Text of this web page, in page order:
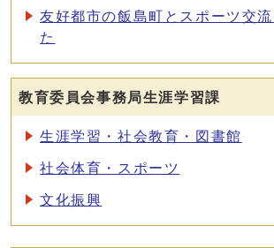
友好都市の飯島町とスポーツ交
た
教育委員会事務局生涯学習課
生涯学習・社会教育・図書館
社会体育・スポーツ
文化振興